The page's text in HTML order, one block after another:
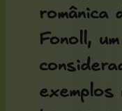
românica
Fonoll,